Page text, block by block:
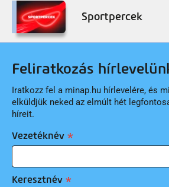
Sportpercek
Feliratkozás
Iratkozz fel a minap.hu hírlevelére, és
elküldjük neked az elmúlt hét
híreit.
Vezetéknév
Keresztnév